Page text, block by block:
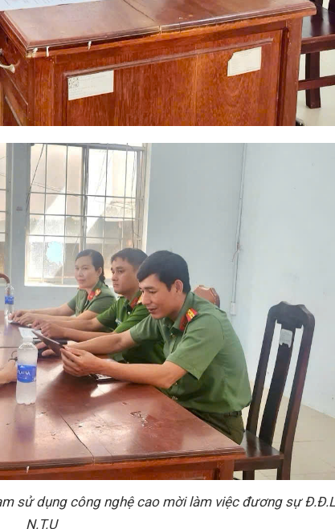
sử dụng công nghệ cao mời làm việc đương sự
N.T.U